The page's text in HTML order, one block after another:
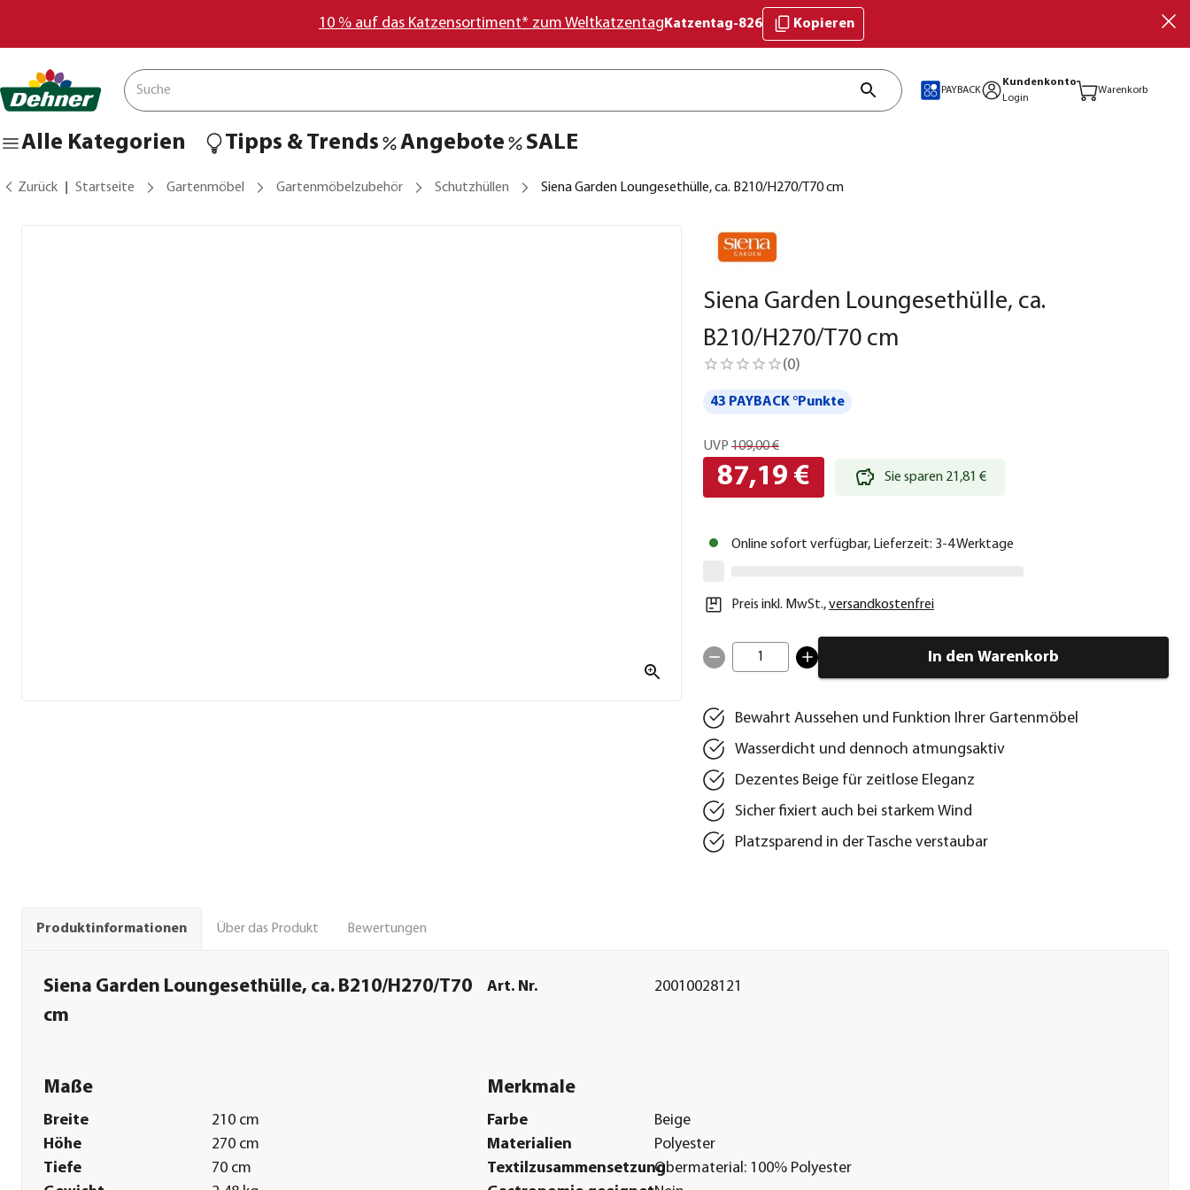
10 % auf das Katzensortiment* zum Weltkatzentag Katzentag-826 Kopieren
PAYBACK
Kundenkonto
Login
Warenkorb
Alle Kategorien Tipps & Trends Angebote SALE
Zurück Startseite Gartenmöbel Gartenmöbelzubehör Schutzhüllen Siena Garden Loungesethülle, ca. B210/H270/T70 cm
Siena Garden Loungesethülle, ca.
B210/H270/T70 cm
(0)
43 PAYBACK °Punkte
UVP 109,00 €
87,19 € Sie sparen 21,81 €
Online sofort verfügbar, Lieferzeit: 3-4 Werktage
Preis inkl. MwSt.,versandkostenfrei
1 In den Warenkorb
Bewahrt Aussehen und Funktion Ihrer Gartenmöbel
Wasserdicht und dennoch atmungsaktiv
Dezentes Beige für zeitlose Eleganz
Sicher fixiert auch bei starkem Wind
Platzsparend in der Tasche verstaubar
Produktinformationen Über das Produkt Bewertungen
Siena Garden Loungesethülle, ca. B210/H270/T70
cm
Art. Nr. 20010028121
Maße
Breite
210 cm
Höhe
270 cm
Tiefe
70 cm
Merkmale
Farbe
Beige
Materialien
Polyester
TextilzusammensetzungObermaterial: 100% Polyester